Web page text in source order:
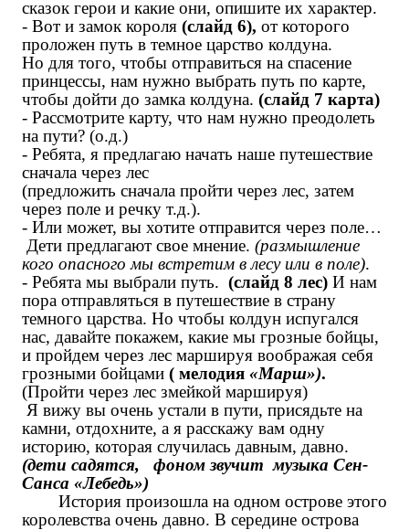
сказок герои и какие они, опишите их характер.
- Вот и замок короля (слайд 6), от которого
проложен путь в темное царство колдуна.
Но для того, чтобы отправиться на спасение
принцессы, нам нужно выбрать путь по карте,
чтобы дойти до замка колдуна. (слайд 7 карта)
- Рассмотрите карту, что нам нужно преодолеть
на пути? (о.д.)
- Ребята, я предлагаю начать наше путешествие
сначала через лес
(предложить сначала пройти через лес, затем
через поле и речку т.д.).
- Или может, вы хотите отправится через поле…
Дети предлагают свое мнение. (размышление
кого опасного мы встретим в лесу или в поле).
- Ребята мы выбрали путь. (слайд 8 лес) И нам
пора отправляться в путешествие в страну
темного царства. Но чтобы колдун испугался
нас, давайте покажем, какие мы грозные бойцы,
и пройдем через лес маршируя воображая себя
грозными бойцами ( мелодия «Марш»).
(Пройти через лес змейкой маршируя)
Я вижу вы очень устали в пути, присядьте на
камни, отдохните, а я расскажу вам одну
историю, которая случилась давным, давно.
(дети садятся, фоном звучит музыка Сен-
Санса «Лебедь»)
История произошла на одном острове этого
королевства очень давно. В середине острова